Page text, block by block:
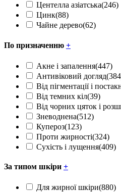
Центелла азіатська(246)
Цинк(88)
Чайне дерево(62)
По призначенню +
Акне і запалення(447)
Антивіковий догляд
Від пігментації і
Від темних кіл(39)
Від чорних цяток і
Зневоднена(512)
Купероз(123)
Проти жирності(324)
Сухість і лущення(409)
За типом шкіри +
Для жирної шкіри(880)